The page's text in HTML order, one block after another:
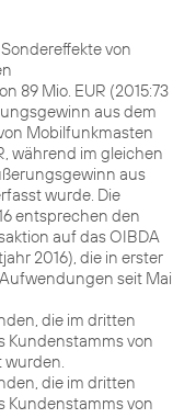
von
89 Mio. EUR (2015:73
aus dem
Mobilfunkmasten
während im gleichen
aus
wurde. Die
entsprechen den
auf das OIBDA
2016), die in erster
seit Mai
die im dritten
Kundenstamms von
wurden.
die im dritten
Kundenstamms von